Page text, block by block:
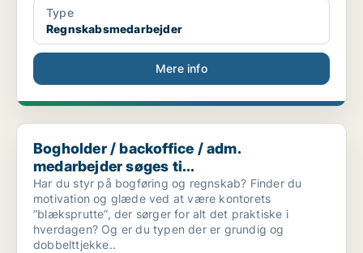
Type
Regnskabsmedarbejder
Mere info
Bogholder / backoffice / adm. medarbejder søges ti...
Bogholder / backoffice / adm.
medarbejder søges ti...
Har du styr på bogføring og regnskab? Finder du
motivation og glæde ved at være kontorets
”blæksprutte”, der sørger for alt det praktiske i
hverdagen? Og er du typen der er grundig og
dobbelttjekke..